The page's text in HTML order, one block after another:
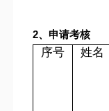
2、申请考核
序号 姓名